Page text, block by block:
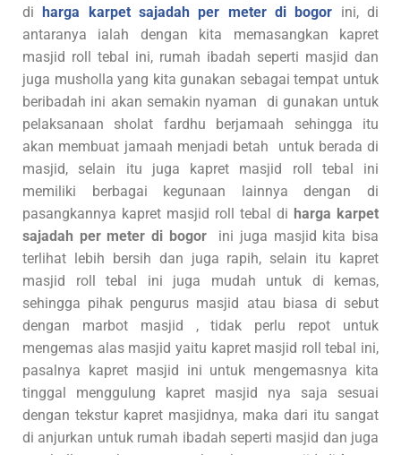
diharga karpet sajadah per meter di bogor ini, di
antaranya ialah dengan kita memasangkan kapret
masjid roll tebal ini, rumah ibadah seperti masjid dan
juga musholla yang kita gunakan sebagai tempat untuk
beribadah ini akan semakin nyaman di gunakan untuk
pelaksanaan sholat fardhu berjamaah sehingga itu
akan membuat jamaah menjadi betah untuk berada di
masjid, selain itu juga kapret masjid roll tebal ini
memiliki berbagai kegunaan lainnya dengan di
pasangkannya kapret masjid roll tebal di harga karpet
sajadah per meter di bogorini juga masjid kita bisa
terlihat lebih bersih dan juga rapih, selain itu kapret
masjid roll tebal ini juga mudah untuk di kemas,
sehingga pihak pengurus masjid atau biasa di sebut
dengan marbot masjid , tidak perlu repot untuk
mengemas alas masjid yaitu kapret masjid roll tebal ini,
pasalnya kapret masjid ini untuk mengemasnya kita
tinggal menggulung kapret masjid nya saja sesuai
dengan tekstur kapret masjidnya, maka dari itu sangat
di anjurkan untuk rumah ibadah seperti masjid dan juga